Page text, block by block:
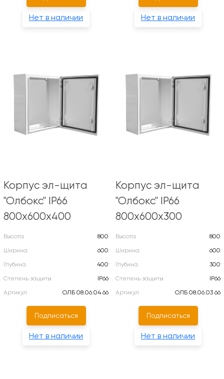
Нет в наличии Нет в наличии
Корпус эл-щита
"Олбокс" IP66
800х600х400
Высота
800
Ширина
600
Глубина
400
Степень защиты
IP66
Артикул
ОЛБ 08.06.04 66
Подписаться
Нет в наличии
Корпус эл-щита
"Олбокс" IP66
800х600х300
Высота
800
Ширина
600
Глубина
300
Степень защиты
IP66
Артикул
ОЛБ 08.06.03 66
Подписаться
Нет в наличии